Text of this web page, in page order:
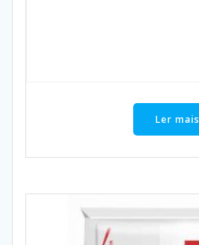
Ler mais